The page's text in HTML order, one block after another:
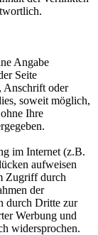
Angabe
Seite
Anschrift oder
soweit möglich,
Ihre
im Internet (z.B.
aufweisen
Zugriff durch
der
durch Dritte zur
Werbung und
widersprochen.